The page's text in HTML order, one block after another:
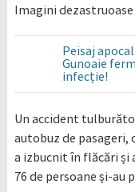
Imagini
Peisaj
Gunoaie
infecție!
Un accident
autobuz de pasageri,
a izbucnit în flăcări și
76 de persoane și-au